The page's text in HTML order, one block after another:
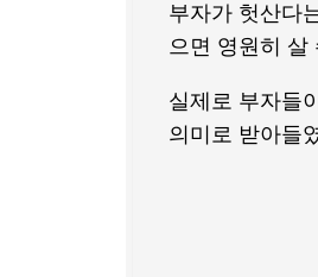
부자가 헛산다
으면 영원히 살
실제로 부자들
의미로 받아들